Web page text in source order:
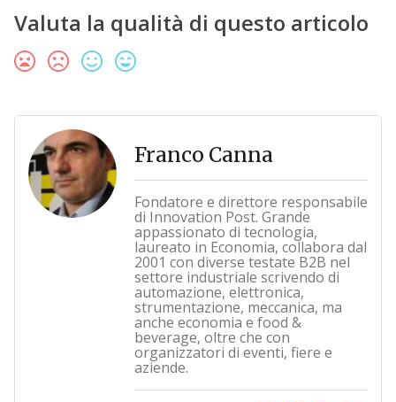
Valuta la qualità di questo articolo
Franco Canna
Fondatore e direttore responsabile
di Innovation Post. Grande
appassionato di tecnologia,
laureato in Economia, collabora dal
2001 con diverse testate B2B nel
settore industriale scrivendo di
automazione, elettronica,
strumentazione, meccanica, ma
anche economia e food &
beverage, oltre che con
organizzatori di eventi, fiere e
aziende.